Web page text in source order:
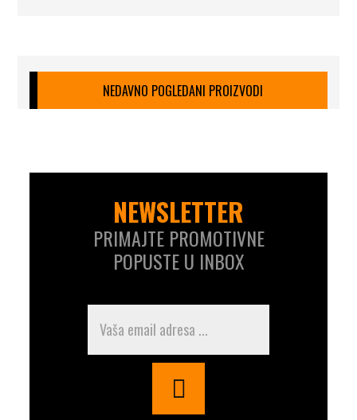
NEDAVNO POGLEDANI PROIZVODI
NEWSLETTER
PRIMAJTE PROMOTIVNE
POPUSTE U INBOX